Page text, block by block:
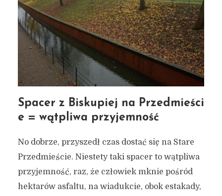
Spacer po Gdańsku bez
różowych okularów
Spacer z Biskupiej na Przedmieści
e = wątpliwa przyjemność
No dobrze, przyszedł czas dostać się na Stare
Przedmieście. Niestety taki spacer to wątpliwa
przyjemność, raz, że człowiek mknie pośród
hektarów asfaltu, na wiadukcie, obok estakady,